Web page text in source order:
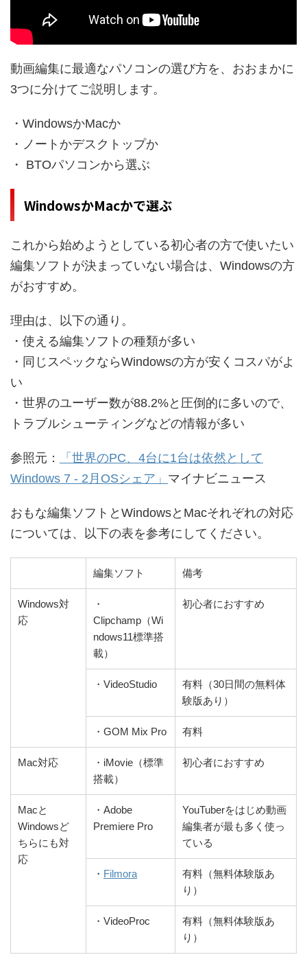
動画編集に最適なパソコンの選び方を、おおまかに
3つに分けてご説明します。
・WindowsかMacか
・ノートかデスクトップか
・ BTOパソコンから選ぶ
WindowsかMacかで選ぶ
これから始めようとしている初心者の方で使いたい
編集ソフトが決まっていない場合は、Windowsの方
がおすすめ。
理由は、以下の通り。
・使える編集ソフトの種類が多い
・同じスペックならWindowsの方が安くコスパがよ
い
・世界のユーザー数が88.2%と圧倒的に多いので、
トラブルシューティングなどの情報が多い
参照元：
「世界のPC、4台に1台は依然として
Windows 7 - 2月OSシェア」 マイナビニュース
おもな編集ソフトとWindowsとMacそれぞれの対応
については、以下の表を参考にしてください。
編集ソフト 備考
Windows対
応
・
Clipchamp（Wi
ndows11標準搭
載）
初心者におすすめ
・VideoStudio
有料（30日間の無料体
験版あり）
・GOM Mix Pro 有料
Mac対応
・iMovie（標準
搭載）
初心者におすすめ
Macと
Windowsど
ちらにも対
応
・Adobe
Premiere Pro
YouTuberをはじめ動画
編集者が最も多く使っ
ている
・ Filmora
有料（無料体験版あ
り）
・VideoProc
有料（無料体験版あ
り）